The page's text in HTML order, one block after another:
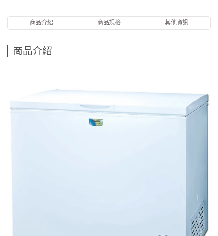
商品介紹 商品規格 其他資訊
商品介紹